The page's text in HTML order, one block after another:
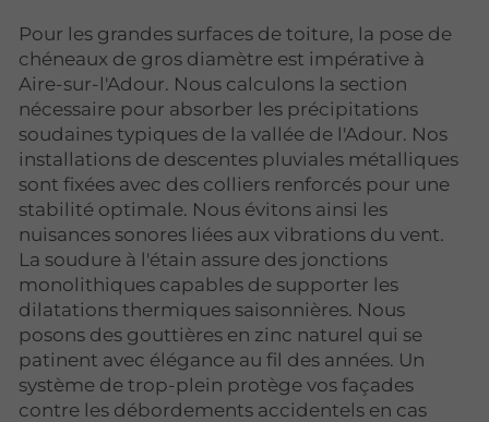
Pour les grandes surfaces de toiture, la pose de
chéneaux de gros diamètre est impérative à
Aire-sur-l'Adour. Nous calculons la section
nécessaire pour absorber les précipitations
soudaines typiques de la vallée de l'Adour. Nos
installations de descentes pluviales métalliques
sont fixées avec des colliers renforcés pour une
stabilité optimale. Nous évitons ainsi les
nuisances sonores liées aux vibrations du vent.
La soudure à l'étain assure des jonctions
monolithiques capables de supporter les
dilatations thermiques saisonnières. Nous
posons des gouttières en zinc naturel qui se
patinent avec élégance au fil des années. Un
système de trop-plein protège vos façades
contre les débordements accidentels en cas